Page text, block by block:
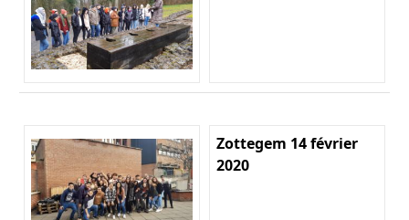
Zottegem 14 février
2020